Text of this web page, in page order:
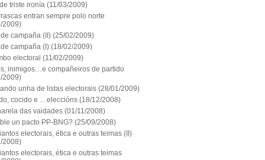
triste ironía (11/03/2009)
entran sempre polo norte
2009)
campaña (II) (25/02/2009)
campaña (I) (18/02/2009)
electoral (11/02/2009)
inimigos…e compañeiros de partido
2009)
unha de listas electorais (28/01/2009)
cocido e …eleccións (18/12/2008)
das vaidades (01/11/2008)
un pacto PP-BNG? (25/09/2008)
electorais, ética e outras teimas (II)
2008)
electorais, ética e outras teimas